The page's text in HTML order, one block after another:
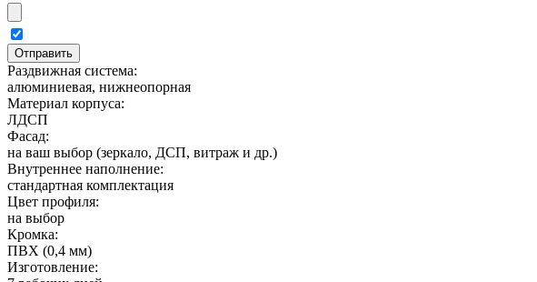
Раздвижная система:
алюминиевая, нижнеопорная
Материал корпуса:
ЛДСП
Фасад:
на ваш выбор (зеркало, ДСП, витраж и др.)
Внутреннее наполнение:
стандартная комплектация
Цвет профиля:
на выбор
Кромка:
ПВХ (0,4 мм)
Изготовление: